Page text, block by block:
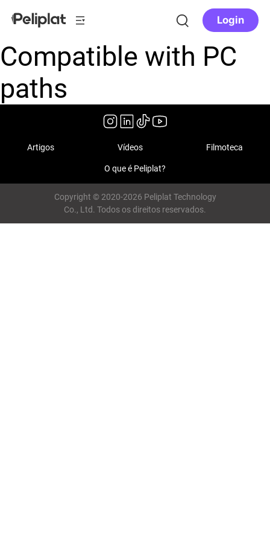
Login
Compatible with PC
paths
Artigos Vídeos Filmoteca
O que é Peliplat?
Copyright © 2020-2026 Peliplat Technology
Co., Ltd. Todos os direitos reservados.